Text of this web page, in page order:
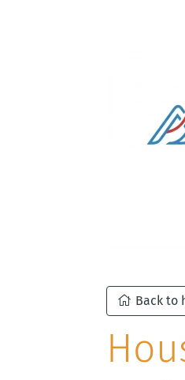
Back to